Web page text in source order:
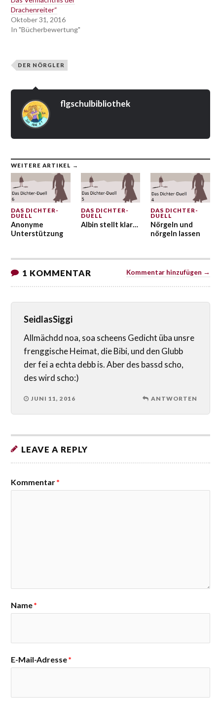
Drachenreiter“
Oktober 31, 2016
In "Bücherbewertung"
DER NÖRGLER
flgschulbibliothek
WEITERE ARTIKEL →
DAS DICHTER-
DUELL
Anonyme
Unterstützung
DAS DICHTER-
DUELL
Albin stellt klar…
DAS DICHTER-
DUELL
Nörgeln und
nörgeln lassen
1 KOMMENTAR Kommentar hinzufügen →
SeidlasSiggi
Allmächdd noa, soa scheens Gedicht üba unsre
frenggische Heimat, die Bibi, und den Glubb
der fei a echta debb is. Aber des bassd scho,
des wird scho:)
JUNI 11, 2016 ANTWORTEN
LEAVE A REPLY
Kommentar*
Name*
E-Mail-Adresse*